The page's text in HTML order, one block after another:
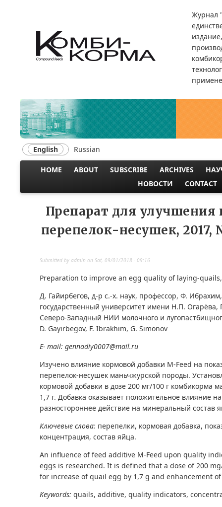
Журнал
English Russian
MAIN
HOME ABOUT SUBSCRIBE ARCHIVES
НОВОСТИ
CONTACT
Препарат для улучшения
перепелок-несушек,
Submitted by admin on Sat, 09/01/2018 - 09:16
Preparation to improve an egg quality of laying-
Д. Гайирбегов, д-р с.-х. наук, профессор, Ф.
государственный университет имени Н.П. Огарёва,
Северо-Западный НИИ молочного и
D. Gayirbegov, F. Ibrakhim, G. Simonov
E- mail: gennadiy0007@mail.ru
Изучено влияние кормовой добавки M-Feed на
перепелок-несушек маньчжурской породы.
кормовой добавки в дозе 200 мг/100 г комбикорма
1,7 г. Добавка оказывает положительное влияние
разностороннее действие на минеральный состав
Ключевые слова: перепелки, кормовая добавка,
концентрация, состав яйца.
An influence of feed additive M-Feed upon quality
eggs is researched. It is defined that a dose of 200
for increase of quail egg by 1,7 g and enhancement
Keywords: quails, additive, quality indicators,